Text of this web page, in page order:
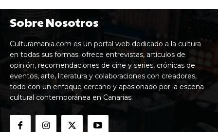
Sobre Nosotros
Culturamania.com es un portal web dedicado a la cultura
en todas sus formas: ofrece entrevistas, artículos de
opinión, recomendaciones de cine y series, crónicas de
eventos, arte, literatura y colaboraciones con creadores,
todo con un enfoque cercano y apasionado por la escena
cultural contemporánea en Canarias.